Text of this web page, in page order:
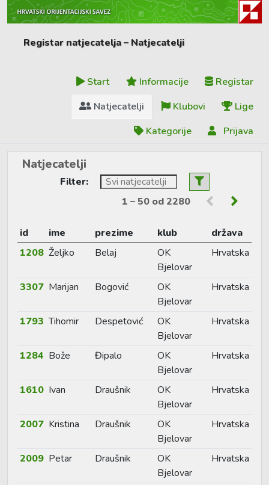
Registar natjecatelja – Natjecatelji
Start Informacije
Registar
Natjecatelji
Klubovi
Lige
Kategorije
Prijava
Natjecatelji
Filter:
1 – 50 od 2280
id ime prezime klub
država
1208 Željko Belaj
OK
Bjelovar
Hrvatska
3307 Marijan Bogović
OK
Bjelovar
Hrvatska
1793 Tihomir Despetović
OK
Bjelovar
Hrvatska
1284 Bože Đipalo
OK
Bjelovar
Hrvatska
1610 Ivan Draušnik
OK
Bjelovar
Hrvatska
2007 Kristina Draušnik
OK
Bjelovar
Hrvatska
2009 Petar Draušnik
OK
Bjelovar
Hrvatska